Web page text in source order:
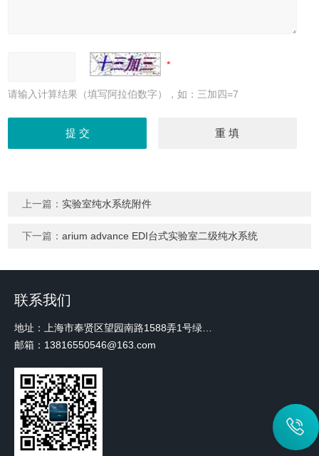
请输入计算结果（填写阿拉伯数字），如：三加四=7
上一篇： 实验室纯水系统附件
下一篇：arium advance EDI台式实验室二级纯水系统
联系我们
地址：上海市奉贤区望园南路1588弄1号绿地未来中心A3 2110室
邮箱：13816550546@163.com